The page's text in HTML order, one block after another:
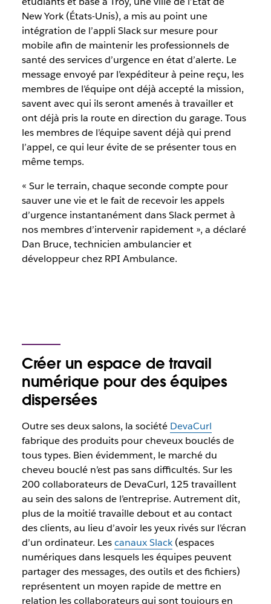
New York (États-Unis), a mis au point une
intégration de l’appli Slack sur mesure pour
mobile afin de maintenir les professionnels de
santé des services d’urgence en état d’alerte. Le
message envoyé par l’expéditeur à peine reçu, les
membres de l’équipe ont déjà accepté la mission,
savent avec qui ils seront amenés à travailler et
ont déjà pris la route en direction du garage. Tous
les membres de l’équipe savent déjà qui prend
l’appel, ce qui leur évite de se présenter tous en
même temps.
« Sur le terrain, chaque seconde compte pour
sauver une vie et le fait de recevoir les appels
d’urgence instantanément dans Slack permet à
nos membres d’intervenir rapidement », a déclaré
Dan Bruce, technicien ambulancier et
développeur chez RPI Ambulance.
Créer un espace de travail
numérique pour des équipes
dispersées
Outre ses deux salons, la société DevaCurl
fabrique des produits pour cheveux bouclés de
tous types. Bien évidemment, le marché du
cheveu bouclé n’est pas sans difficultés. Sur les
200 collaborateurs de DevaCurl, 125 travaillent
au sein des salons de l’entreprise. Autrement dit,
plus de la moitié travaille debout et au contact
des clients, au lieu d’avoir les yeux rivés sur l’écran
d’un ordinateur. Lescanaux Slack(espaces
numériques dans lesquels les équipes peuvent
partager des messages, des outils et des fichiers)
représentent un moyen rapide de mettre en
relation les collaborateurs qui sont toujours en